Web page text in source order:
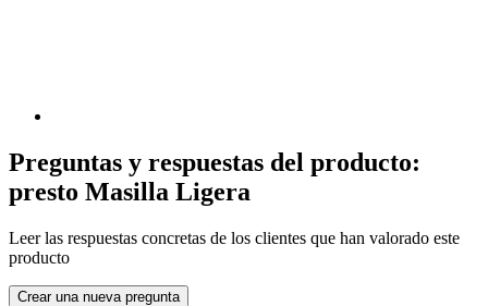
Preguntas y respuestas del producto:
presto Masilla Ligera
Leer las respuestas concretas de los clientes que han valorado este
producto
Crear una nueva pregunta